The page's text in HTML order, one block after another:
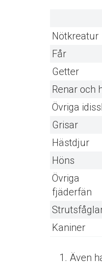
Nötkreatur
Får
Getter
Renar och
Övriga
Grisar
Hästdjur
Höns
Övriga
fjäderfän
Kaniner
Även